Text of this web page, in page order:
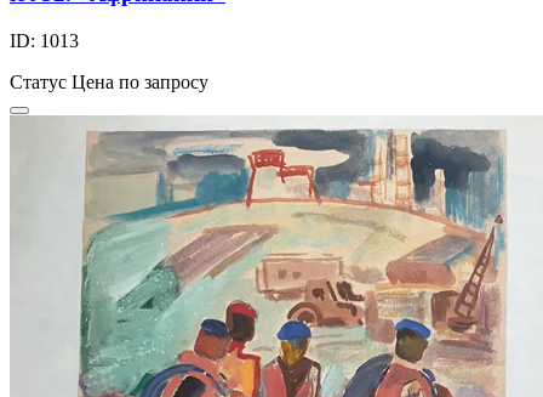
ID: 1013
Статус Цена по запросу